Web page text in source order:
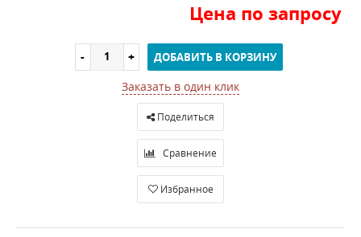
Цена по запросу
ДОБАВИТЬ В КОРЗИНУ
Заказать в один клик
Поделиться
Сравнение
Избранное